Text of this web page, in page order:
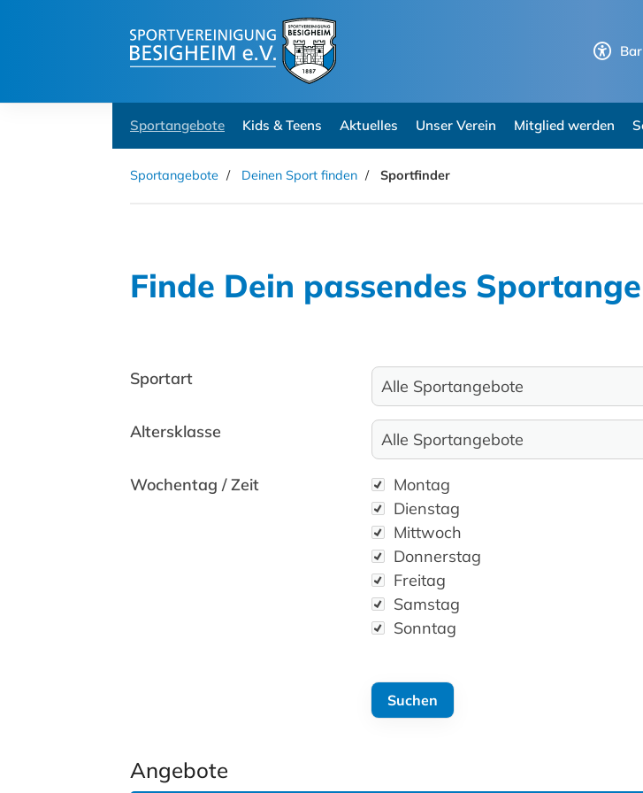
Sportangebote Kids & Teens Aktuelles Unser Verein Mitglied werden
Sportangebote Deinen Sport finden Sportfinder
Finde Dein passendes
Sportart
Altersklasse
Wochentag / Zeit Wochentag
Montag
Dienstag
Mittwoch
Donnerstag
Freitag
Samstag
Sonntag
Angebote